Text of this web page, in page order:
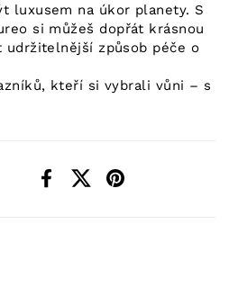
luxusem na úkor planety. S
si můžeš dopřát krásnou
udržitelnější způsob péče o
kteří si vybrali vůni – s
FacebookX (Twitter)Pinterest